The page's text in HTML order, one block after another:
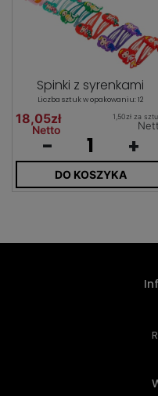
Spinki z syrenkami
Liczba sztuk w opakowaniu: 12
18,05zł
Netto
1,50zł za
- +
DO KOSZYKA